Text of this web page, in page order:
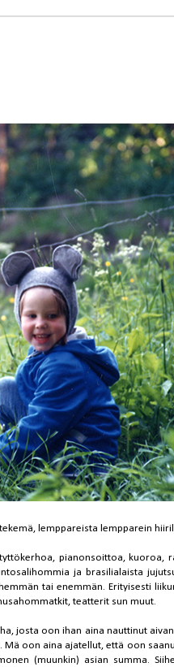
lemppareista lempparein
pianonsoittoa, kuoroa,
ja brasilialaista
tai enemmän. Erityisesti
teatterit sun muut.
josta oon ihan aina nauttinut
oon aina ajatellut, että oon
(muunkin) asian summa.